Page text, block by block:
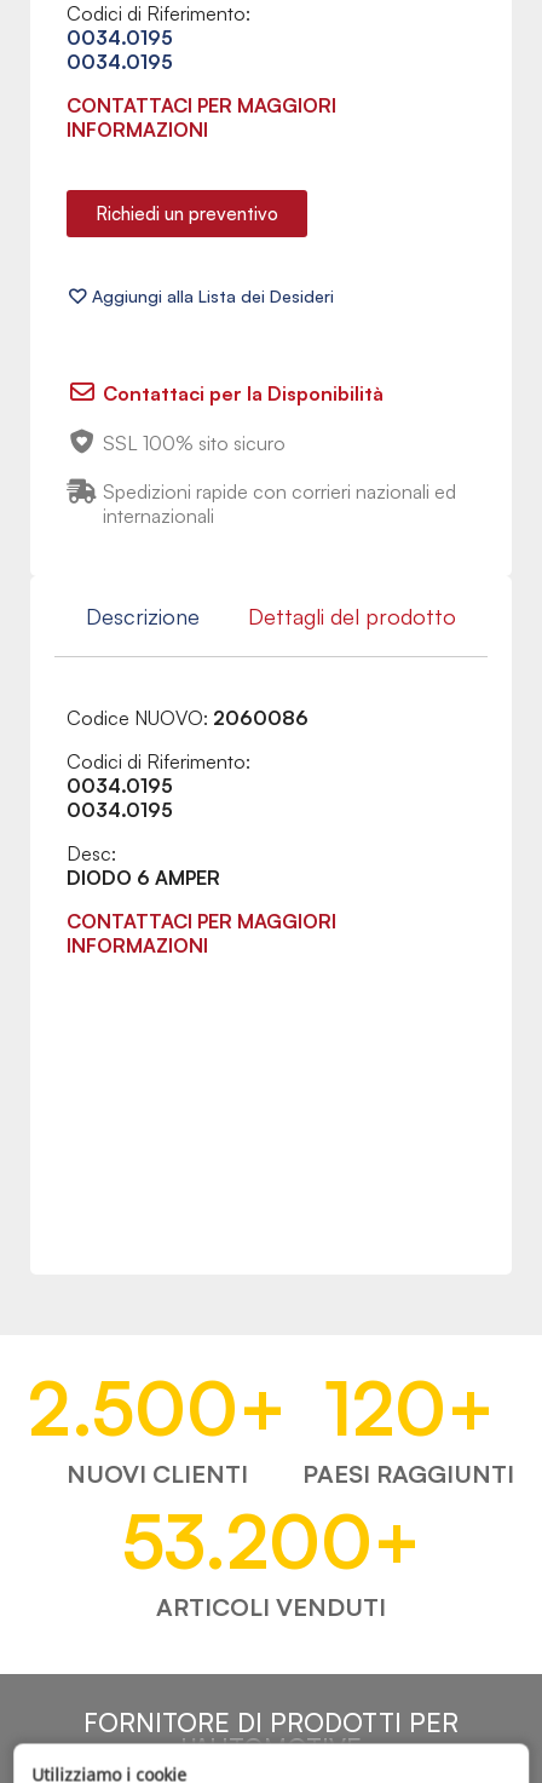
Codici di Riferimento:
0034.0195
0034.0195
CONTATTACI PER MAGGIORI
INFORMAZIONI
Richiedi un preventivo
Contattaci per la Disponibilità
SSL 100% sito sicuro
Spedizioni rapide con corrieri nazionali ed
internazionali
Descrizione Dettagli del prodotto
Codice NUOVO: 2060086
Codici di Riferimento:
0034.0195
0034.0195
Desc:
DIODO 6 AMPER
CONTATTACI PER MAGGIORI
INFORMAZIONI
2.500+
NUOVI CLIENTI
120+
PAESI RAGGIUNTI
53.200+
ARTICOLI VENDUTI
FORNITORE DI PRODOTTI PER
L'AUTOMOTIVE
Utilizziamo i cookie